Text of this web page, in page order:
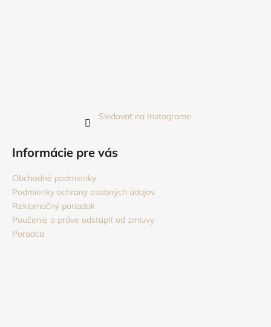
Sledovať na Instagrame
Informácie pre vás
Obchodné podmienky
Podmienky ochrany osobných údajov
Reklamačný poriadok
Poučenie o práve odstúpiť od zmluvy
Poradca